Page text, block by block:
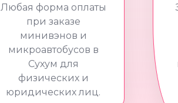
Любая форма оплаты
при заказе
минивэнов и
микроавтобусов в
Сухум для
физических и
юридических лиц.